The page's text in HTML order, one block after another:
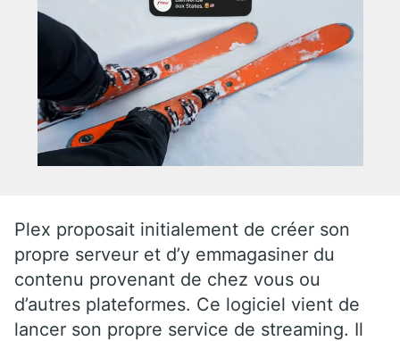
Plex proposait initialement de créer son
propre serveur et d’y emmagasiner du
contenu provenant de chez vous ou
d’autres plateformes. Ce logiciel vient de
lancer son propre service de streaming. Il